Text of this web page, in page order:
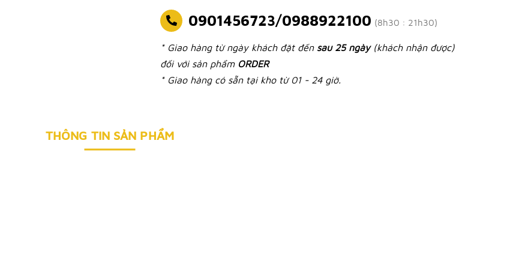
0901456723/0988922100 (8h30 : 21h30)
* Giao hàng từ ngày khách đặt đến sau 25 ngày (khách nhận được)
đối với sản phẩm ORDER
* Giao hàng có sẵn tại kho từ 01 - 24 giờ.
THÔNG TIN SẢN PHẨM